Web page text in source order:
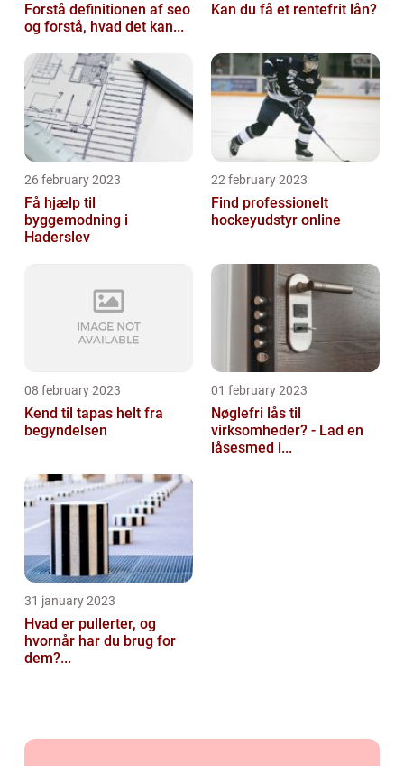
Forstå definitionen af seo
og forstå, hvad det kan...
Kan du få et rentefrit lån?
26 february 2023
Få hjælp til
byggemodning i
Haderslev
22 february 2023
Find professionelt
hockeyudstyr online
08 february 2023
Kend til tapas helt fra
begyndelsen
01 february 2023
Nøglefri lås til
virksomheder? - Lad en
låsesmed i...
31 january 2023
Hvad er pullerter, og
hvornår har du brug for
dem?...